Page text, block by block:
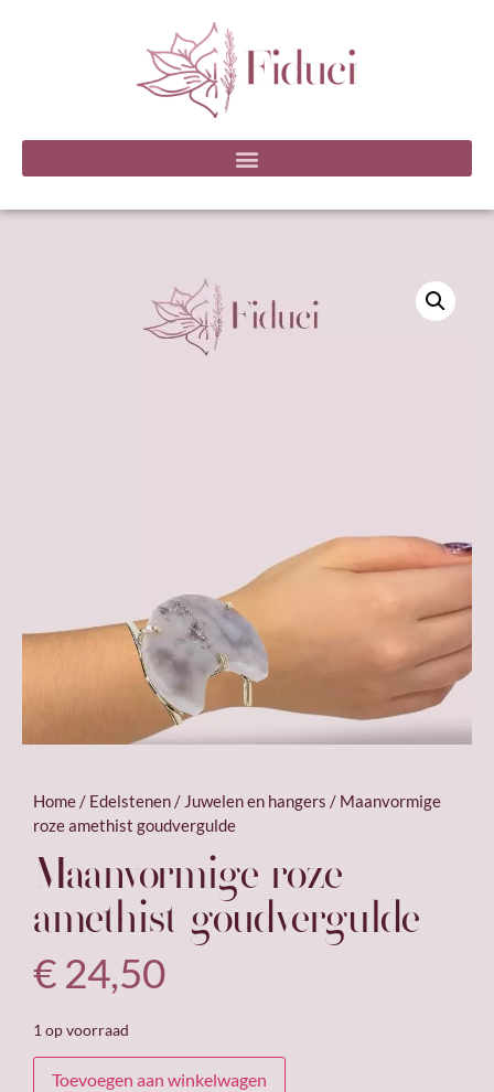
Home/ Edelstenen/ Juwelen en hangers / Maanvormige
roze amethist goudvergulde
Maanvormige roze
amethist goudvergulde
€ 24,50
1 op voorraad
Toevoegen aan winkelwagen